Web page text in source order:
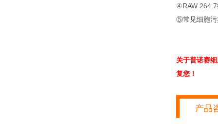
④RAW 264.7
⑤常见细胞污
关于普诺赛
复您！
产品